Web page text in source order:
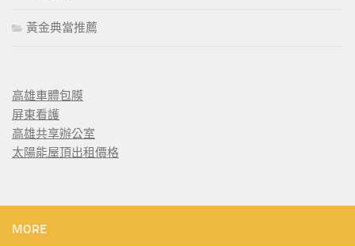
黃金典當推薦
高雄車體包膜
屏東看護
高雄共享辦公室
太陽能屋頂出租價格
MORE